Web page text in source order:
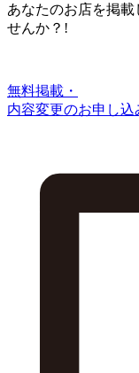
あなたのお店を掲載
せんか？!
無料掲載・
内容変更のお申し込